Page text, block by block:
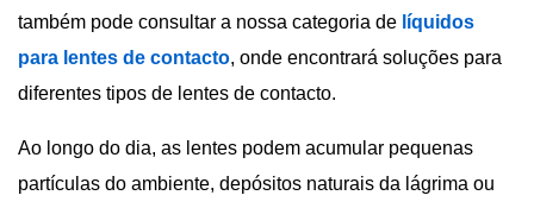
também pode consultar a nossa categoria de líquidos
para lentes de contacto, onde encontrará soluções para
diferentes tipos de lentes de contacto.
Ao longo do dia, as lentes podem acumular pequenas
partículas do ambiente, depósitos naturais da lágrima ou